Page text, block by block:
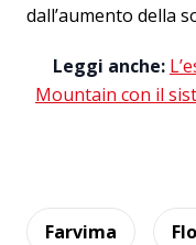
dall’aumento della
Leggi anche:
Mountain con il
Farvima